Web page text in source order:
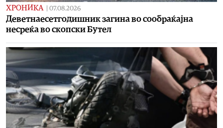
ХРОНИКА | 07.08.2026
Деветнаесетгодишник загина во сообраќајна
несреќа во скопски Бутел